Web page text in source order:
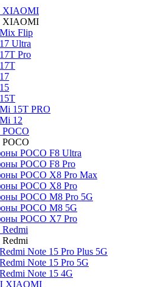
Flip
Ultra
Pro
15T PRO
12
POCO F8 Ultra
POCO F8 Pro
POCO X8 Pro Max
POCO X8 Pro
POCO M8 Pro 5G
POCO M8 5G
POCO X7 Pro
Note 15 Pro Plus 5G
Note 15 Pro 5G
Note 15 4G